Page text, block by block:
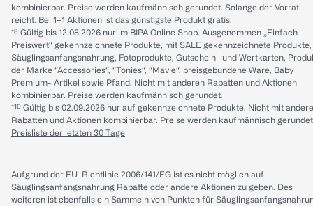
kombinierbar. Preise werden kaufmännisch gerundet. Solange der Vorrat
reicht. Bei 1+1 Aktionen ist das günstigste Produkt gratis.
*⁸ Gültig bis 12.08.2026 nur im BIPA Online Shop. Ausgenommen „Einfach
Preiswert“ gekennzeichnete Produkte, mit SALE gekennzeichnete Produkte,
Säuglingsanfangsnahrung, Fotoprodukte, Gutschein- und Wertkarten,
der Marke “Accessories“, “Tonies“, “Mavie“, preisgebundene Ware, Baby
Premium- Artikel sowie Pfand. Nicht mit anderen Rabatten und Aktionen
kombinierbar. Preise werden kaufmännisch gerundet.
*¹⁰ Gültig bis 02.09.2026 nur auf gekennzeichnete Produkte. Nicht mit
Rabatten und Aktionen kombinierbar. Preise werden kaufmännisch
Preisliste der letzten 30 Tage
Aufgrund der EU-Richtlinie 2006/141/EG ist es nicht möglich auf
Säuglingsanfangsnahrung Rabatte oder andere Aktionen zu geben. Des
weiteren ist ebenfalls ein Sammeln von Punkten für